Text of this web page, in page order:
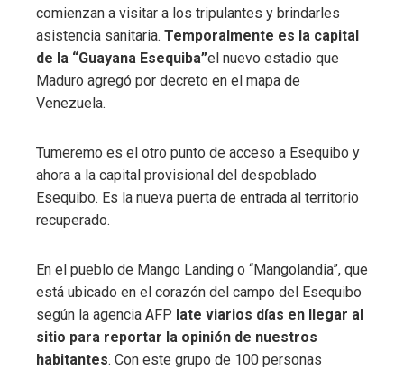
comienzan a visitar a los tripulantes y brindarles
asistencia sanitaria. Temporalmente es la capital
de la “Guayana Esequiba”el nuevo estadio que
Maduro agregó por decreto en el mapa de
Venezuela.
Tumeremo es el otro punto de acceso a Esequibo y
ahora a la capital provisional del despoblado
Esequibo. Es la nueva puerta de entrada al territorio
recuperado.
En el pueblo de Mango Landing o “Mangolandia”, que
está ubicado en el corazón del campo del Esequibo
según la agencia AFP late viarios días en llegar al
sitio para reportar la opinión de nuestros
habitantes. Con este grupo de 100 personas